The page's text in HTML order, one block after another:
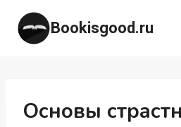
Перейти
содержимому
Bookisgood.ru
Основы